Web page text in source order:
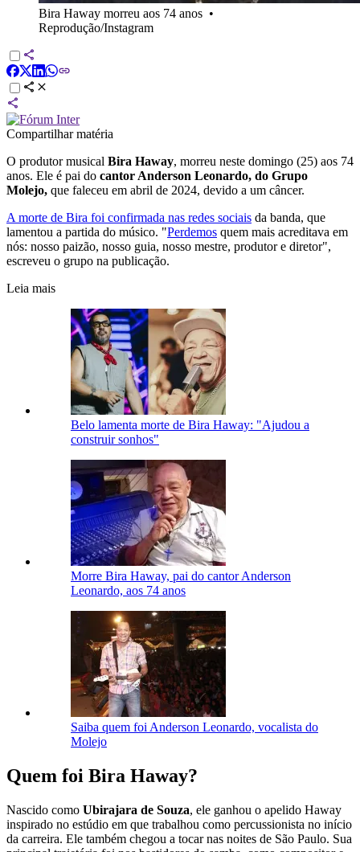
Bira Haway morreu aos 74 anos •
Reprodução/Instagram
Compartilhar matéria
O produtor musical Bira Haway, morreu neste domingo (25) aos 74
anos. Ele é pai do cantor Anderson Leonardo, do Grupo
Molejo, que faleceu em abril de 2024, devido a um câncer.
A morte de Bira foi confirmada nas redes sociais da banda, que
lamentou a partida do músico. "Perdemos quem mais acreditava em
nós: nosso paizão, nosso guia, nosso mestre, produtor e diretor",
escreveu o grupo na publicação.
Leia mais
Belo lamenta morte de Bira Haway: "Ajudou a
construir sonhos"
Morre Bira Haway, pai do cantor Anderson
Leonardo, aos 74 anos
Saiba quem foi Anderson Leonardo, vocalista do
Molejo
Quem foi Bira Haway?
Nascido como Ubirajara de Souza, ele ganhou o apelido Haway
inspirado no estúdio em que trabalhou como percussionista no início
da carreira. Ele também chegou a tocar nas noites de São Paulo. Sua